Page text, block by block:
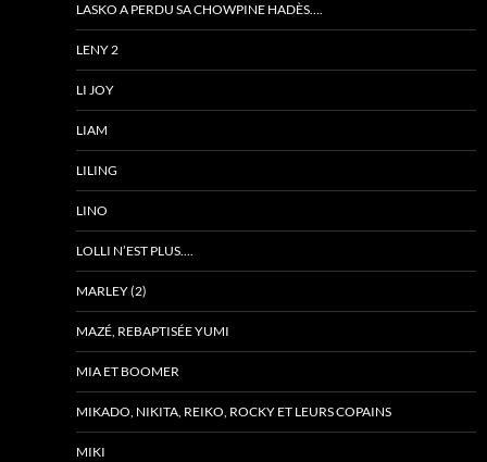
LASKO A PERDU SA CHOWPINE HADÈS….
LENY 2
LI JOY
LIAM
LILING
LINO
LOLLI N’EST PLUS….
MARLEY (2)
MAZÉ, REBAPTISÉE YUMI
MIA ET BOOMER
MIKADO, NIKITA, REIKO, ROCKY ET LEURS COPAINS
MIKI